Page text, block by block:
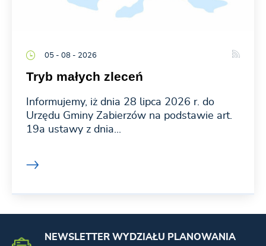
05 - 08 - 2026
Tryb małych zleceń
Informujemy, iż dnia 28 lipca 2026 r. do
Urzędu Gminy Zabierzów na podstawie art.
19a ustawy z dnia...
NEWSLETTER WYDZIAŁU PLANOWANIA